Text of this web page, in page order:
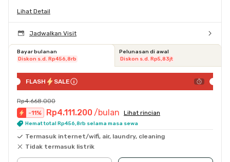
Lihat Detail
Jadwalkan Visit
Bayar bulanan
Diskon s.d. Rp456,8rb
Pelunasan di awal
Diskon s.d. Rp5,83jt
FLASH SALE
Rp4.668.000
-11% Rp4.111.200 /bulan Lihat rincian
Hemat total Rp456,8rb selama masa sewa
Termasuk internet/wifi, air, laundry, cleaning
Tidak termasuk listrik